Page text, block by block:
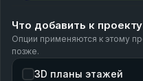
Что добавить к проекту
Опции применяются к этому
позже.
3D планы этажей